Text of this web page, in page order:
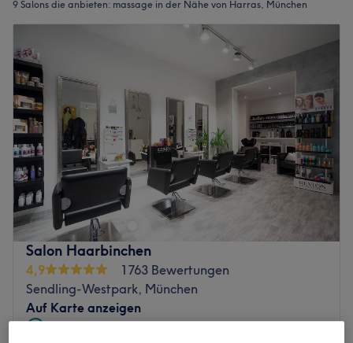
9 Salons die anbieten: massage in der Nähe von Harras, München
Salon Haarbinchen
4,9
1763 Bewertungen
Sendling-Westpark, München
Auf Karte anzeigen
Nebenzeiten